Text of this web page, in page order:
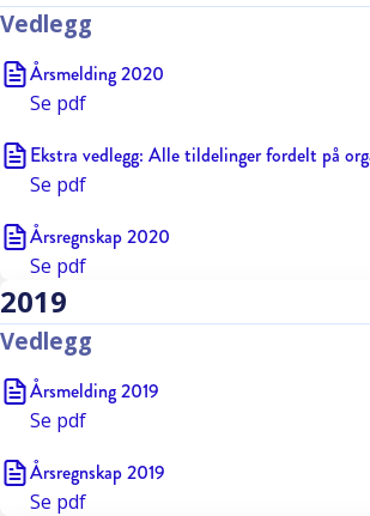
Vedlegg
Årsmelding 2020
Se pdf
Ekstra vedlegg: Alle tildelinger fordelt på
Se pdf
Årsregnskap 2020
Se pdf
2019
Vedlegg
Årsmelding 2019
Se pdf
Årsregnskap 2019
Se pdf